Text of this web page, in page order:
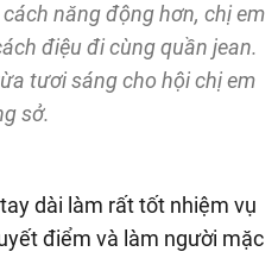
năng động hơn, chị em
điệu đi cùng quần jean.
tươi sáng cho hội chị em
sở.
dài làm rất tốt nhiệm vụ
điểm và làm người mặc